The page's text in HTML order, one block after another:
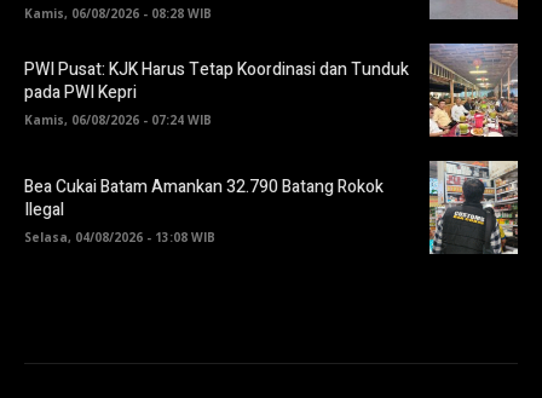
Kamis, 06/08/2026 - 08:28 WIB
PWI Pusat: KJK Harus Tetap Koordinasi dan Tunduk
pada PWI Kepri
Kamis, 06/08/2026 - 07:24 WIB
Bea Cukai Batam Amankan 32.790 Batang Rokok
Ilegal
Selasa, 04/08/2026 - 13:08 WIB